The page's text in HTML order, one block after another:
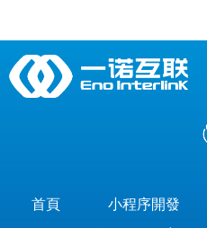
首頁 小程序開發